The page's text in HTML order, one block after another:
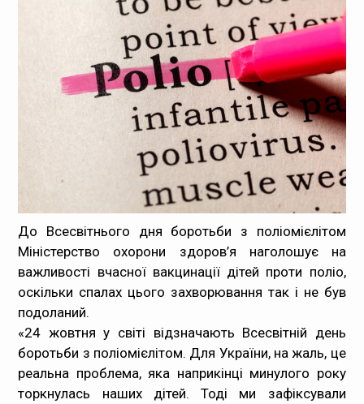
Безбар’єрність
Медпрацівникам
Карта сайта
До Всесвітнього дня боротьби з поліомієлітом
Міністерство охорони здоров’я наголошує на
важливості вчасної вакцинації дітей проти поліо,
оскільки спалах цього захворювання так і не був
подоланий.
«24 жовтня у світі відзначають Всесвітній день
боротьби з поліомієлітом. Для України, на жаль, це
реальна проблема, яка наприкінці минулого року
торкнулась наших дітей. Тоді ми зафіксували